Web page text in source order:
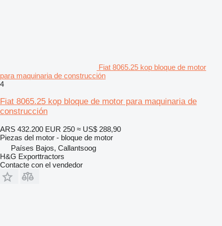
Fiat 8065.25 kop bloque de motor
para maquinaria de construcción
4
Fiat 8065.25 kop bloque de motor para maquinaria de
construcción
ARS 432.200 EUR 250 ≈ US$ 288,90
Piezas del motor - bloque de motor
Países Bajos, Callantsoog
H&G Exporttractors
Contacte con el vendedor